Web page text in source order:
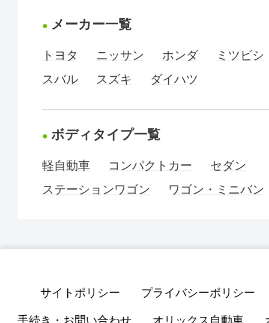
メーカー一覧
トヨタ ニッサン ホンダ
ミツビシ
スバル
スズキ ダイハツ
ボディタイプ一覧
軽自動車 コンパクトカー
セダン
ステーションワゴン
ワゴン・ミニバン
サイトポリシー プライバシーポリシー
手続き・お問い合わせ オリックス自動車